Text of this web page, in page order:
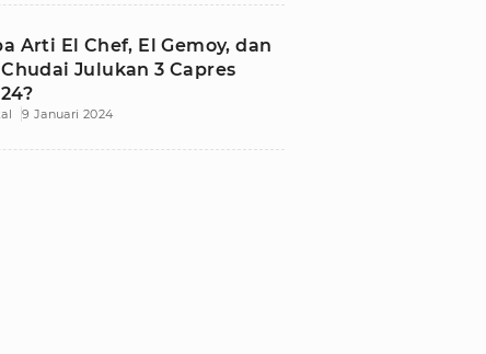
Arti El Chef, El Gemoy, dan
Julukan 3 Capres
9 Januari 2024